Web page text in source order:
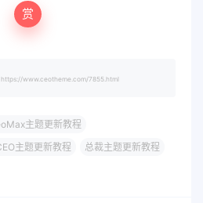
赏
https://www.ceotheme.com/7855.html
主题更新教程
主题更新教程
总裁主题更新教程